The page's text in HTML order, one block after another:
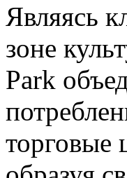
Являясь
зоне
Park
торговые